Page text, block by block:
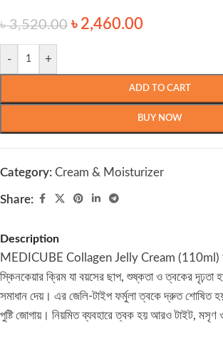
৳3,520.00 ৳ 2,460.00
- +
ADD TO CART
BUY NOW
Category: Cream & Moisturizer
Share:
Description
MEDICUBE Collagen Jelly Cream (110ml)
স্কিনকেয়ার ক্রিম যা বয়সের ছাপ, শুষ্কতা ও ত্বকের দৃঢ়তা
সমাধান দেয়। এর জেলি-টাইপ ফর্মুলা ত্বকে দ্রুত শোষিত
পুষ্টি জোগায়। নিয়মিত ব্যবহারে ত্বক হয় আরও টাইট, মসৃণ